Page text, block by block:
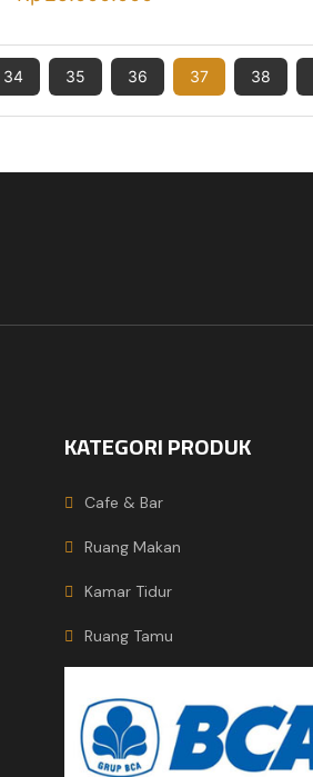
34 35 36 37 38
KATEGORI PRODUK
Cafe & Bar
Ruang Makan
Kamar Tidur
Ruang Tamu